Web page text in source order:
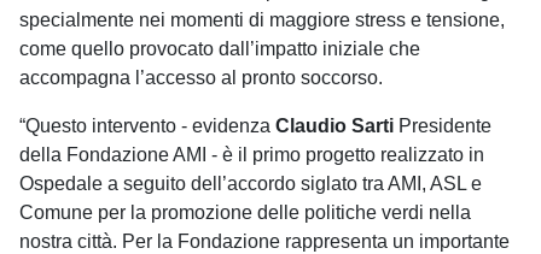
specialmente nei momenti di maggiore stress e tensione,
come quello provocato dall’impatto iniziale che
accompagna l’accesso al pronto soccorso.
“Questo intervento - evidenza Claudio Sarti Presidente
della Fondazione AMI - è il primo progetto realizzato in
Ospedale a seguito dell’accordo siglato tra AMI, ASL e
Comune per la promozione delle politiche verdi nella
nostra città. Per la Fondazione rappresenta un importante